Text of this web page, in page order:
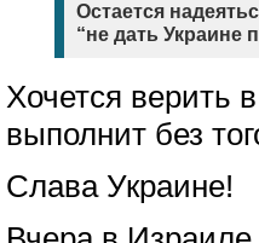
Остается
“не дать Украине
Хочется верить
выполнит без
Слава Украине!